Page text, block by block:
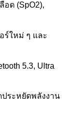
อด (SpO2),
ร์ใหม่ ๆ และ
5.3, Ultra
ระหยัดพลังงาน